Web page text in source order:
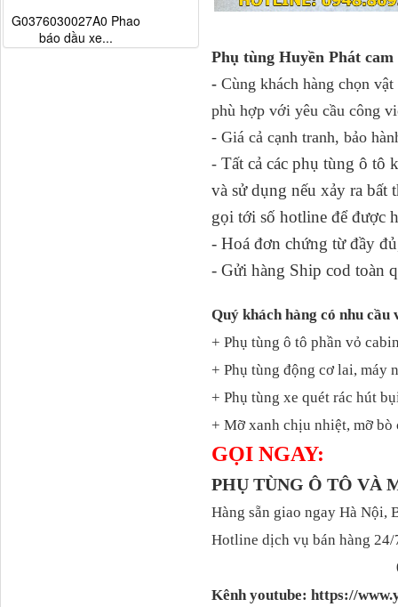
Phụ tùng Huyền Phát
- Cùng khách hàng chọn
phù hợp với yêu cầu công
- Giá cả cạnh tranh, bảo
- Tất cả các phụ tùng ô tô
và sử dụng nếu xảy ra
gọi tới số hotline để được
- Hoá đơn chứng từ đầy
- Gửi hàng Ship cod toàn
Quý khách hàng có nhu cầu
+ Phụ tùng ô tô phần vỏ
+ Phụ tùng động cơ lai, máy
+ Phụ tùng xe quét rác hút
+ Mỡ xanh chịu nhiệt, mỡ
GỌI NGAY:
PHỤ TÙNG Ô TÔ VÀ
Hàng sẵn giao ngay Hà Nội,
Hotline dịch vụ bán hàng 24/
Kênh youtube: https://
G0376030027A0 Phao
báo dầu xe...